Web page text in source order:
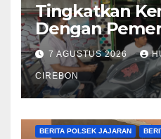
Tingkatkan
Dengan
Cikalahang
Sambang Desa
7 AGUSTUS 2026
CIREBON
BERITA POLSEK JAJARAN